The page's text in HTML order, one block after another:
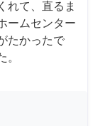
れて、直るま
ームセンター
たかったで
。